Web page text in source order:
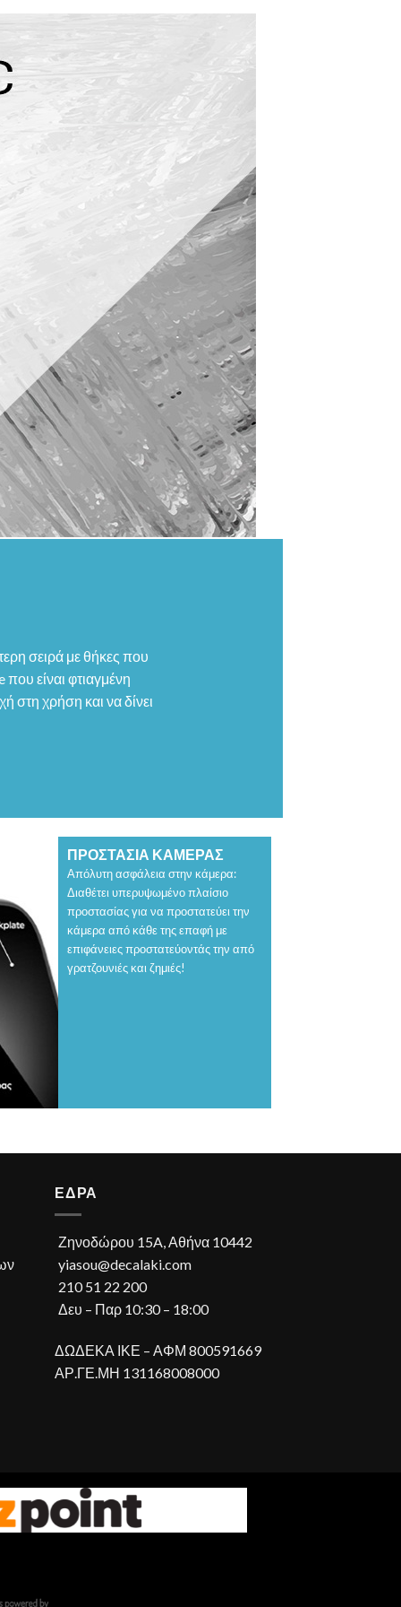
σειρά με θήκες που
είναι φτιαγμένη
στη χρήση και να δίνει
ΠΡΟΣΤΑΣΙΑ ΚΑΜΕΡΑΣ
Απόλυτη ασφάλεια στην κάμερα:
Διαθέτει υπερυψωμένο πλαίσιο
προστασίας για να προστατεύει την
κάμερα από κάθε της επαφή με
επιφάνειες προστατεύοντάς την από
γρατζουνιές και ζημιές!
ΕΔΡΑ
Ζηνοδώρου 15A, Αθήνα 10442
yiasou@decalaki.com
210 51 22 200
Δευ – Παρ 10:30 – 18:00
ΔΩΔΕΚΑ ΙΚΕ – ΑΦΜ 800591669
ΑΡ.ΓΕ.ΜΗ 131168008000